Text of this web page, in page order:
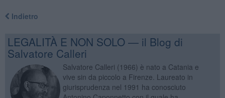
Indietro
LEGALITÀ E NON SOLO — il Blog di
Salvatore Calleri
Salvatore Calleri (1966) è nato a Catania e
vive sin da piccolo a Firenze. Laureato in
giurisprudenza nel 1991 ha conosciuto